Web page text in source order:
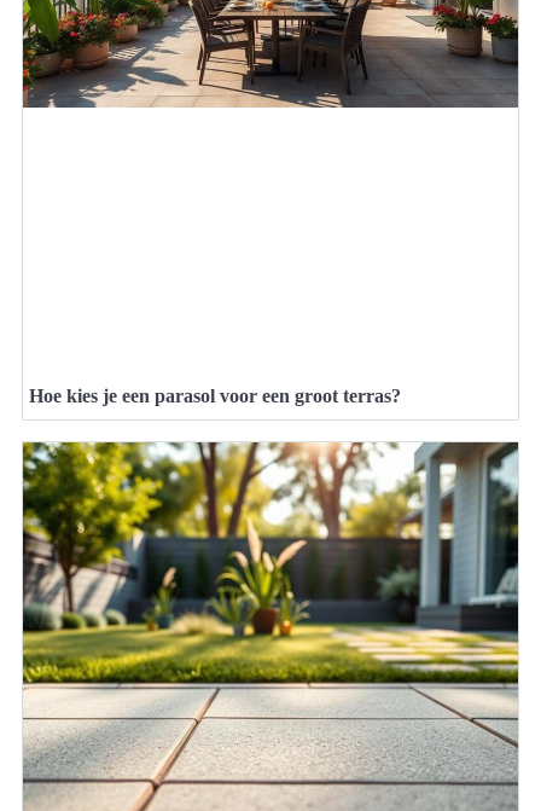
Hoe kies je een parasol voor een groot terras?